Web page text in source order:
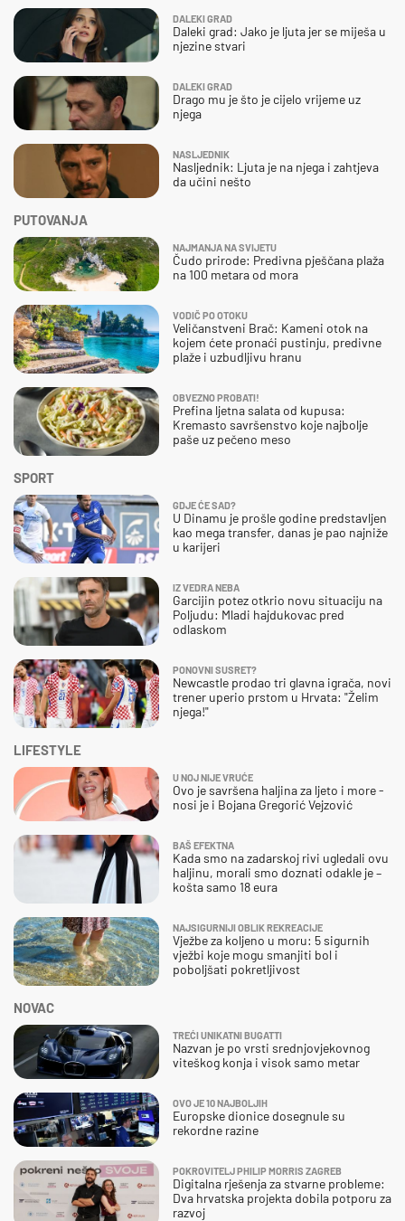
SPORT
GDJE ĆE SAD?
U Dinamu je prošle godine predstavljen
kao mega transfer, danas je pao najniže
u karijeri
IZ VEDRA NEBA
Garcijin potez otkrio novu situaciju na
Poljudu: Mladi hajdukovac pred
odlaskom
PONOVNI SUSRET?
Newcastle prodao tri glavna igrača, novi
trener uperio prstom u Hrvata: "Želim
njega!"
DALEKI GRAD
Daleki grad: Jako je ljuta jer se miješa u
njezine stvari
DALEKI GRAD
Drago mu je što je cijelo vrijeme uz
njega
NASLJEDNIK
Nasljednik: Ljuta je na njega i zahtjeva
da učini nešto
PUTOVANJA
NAJMANJA NA SVIJETU
Čudo prirode: Predivna pješčana plaža
na 100 metara od mora
VODIČ PO OTOKU
Veličanstveni Brač: Kameni otok na
kojem ćete pronaći pustinju, predivne
plaže i uzbudljivu hranu
OBVEZNO PROBATI!
Prefina ljetna salata od kupusa:
Kremasto savršenstvo koje najbolje
paše uz pečeno meso
NOVAC
TREĆI UNIKATNI BUGATTI
Nazvan je po vrsti srednjovjekovnog
viteškog konja i visok samo metar
OVO JE 10 NAJBOLJIH
Europske dionice dosegnule su
rekordne razine
POKROVITELJ PHILIP MORRIS ZAGREB
Digitalna rješenja za stvarne probleme:
Dva hrvatska projekta dobila potporu za
razvoj
LIFESTYLE
U NOJ NIJE VRUĆE
Ovo je savršena haljina za ljeto i more -
nosi je i Bojana Gregorić Vejzović
BAŠ EFEKTNA
Kada smo na zadarskoj rivi ugledali ovu
haljinu, morali smo doznati odakle je –
košta samo 18 eura
NAJSIGURNIJI OBLIK REKREACIJE
Vježbe za koljeno u moru: 5 sigurnih
vježbi koje mogu smanjiti bol i
poboljšati pokretljivost